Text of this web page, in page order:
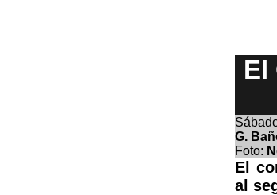
El
G.
Foto:
El
al